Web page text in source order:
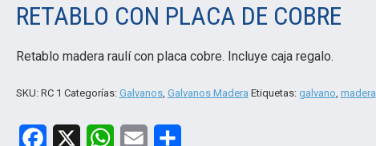
RETABLO CON PLACA DE COBRE
Retablo madera raulí con placa cobre. Incluye caja regalo.
SKU: RC 1 Categorías: Galvanos, Galvanos Madera Etiquetas: galvano, madera
Facebook WhatsApp
Email